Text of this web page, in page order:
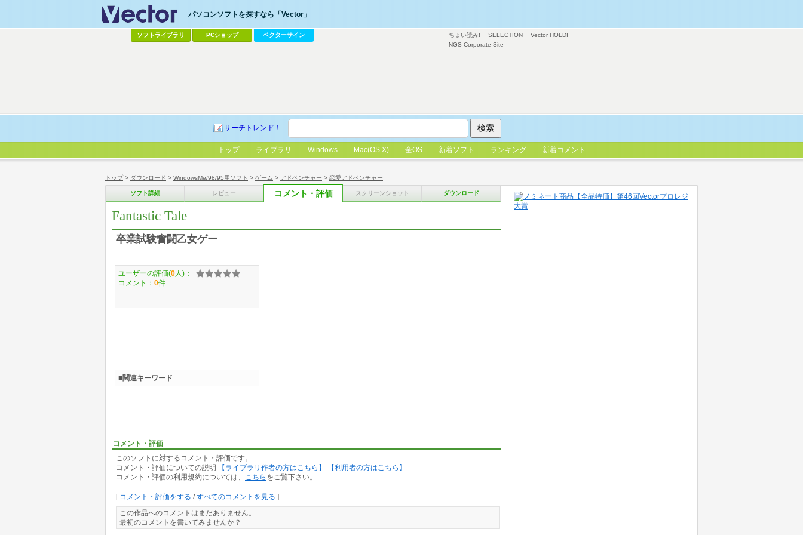
トップ> ダウンロード > WindowsMe/98/95用ソフト > ゲーム > アドベンチャー > 恋愛アドベンチャー
ソフト詳細 レビュー コメント・評価 スクリーンショット ダウンロード
Fantastic Tale
卒業試験奮闘乙女ゲー
コメント・評価
このソフトに対するコメント・評価です。
コメント・評価についての説明
【ライブラリ作者の方はこちら】
【利用者の方はこちら】
コメント・評価の利用規約については、
こちら をご覧下さい。
[ コメント・評価をする /すべてのコメントを見る ]
この作品へのコメントはまだありません。
最初のコメントを書いてみませんか？
ユーザーの評価(0 人)：
コメント： 0件
■関連キーワード
ちょい読み! SELECTION
Vector HOLDI
NGS Corporate Site
パソコンソフトを探すなら「Vector」
ソフトライブラリ PCショップ ベクターサイン
サーチトレンド！
トップ ライブラリ Windows Mac(OS X) 全OS 新着ソフト ランキング 新着コメント